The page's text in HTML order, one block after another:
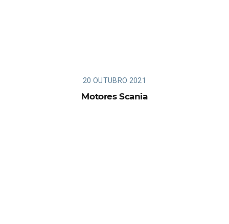
20 OUTUBRO 2021
Motores Scania